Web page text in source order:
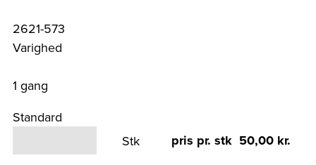
2621-573
Varighed
1 gang
Standard
Stk
pris pr. stk 50,00 kr.